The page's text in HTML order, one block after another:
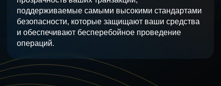
поддерживаемые самыми высокими стандартами
безопасности, которые защищают ваши средства
и обеспечивают бесперебойное проведение
операций.